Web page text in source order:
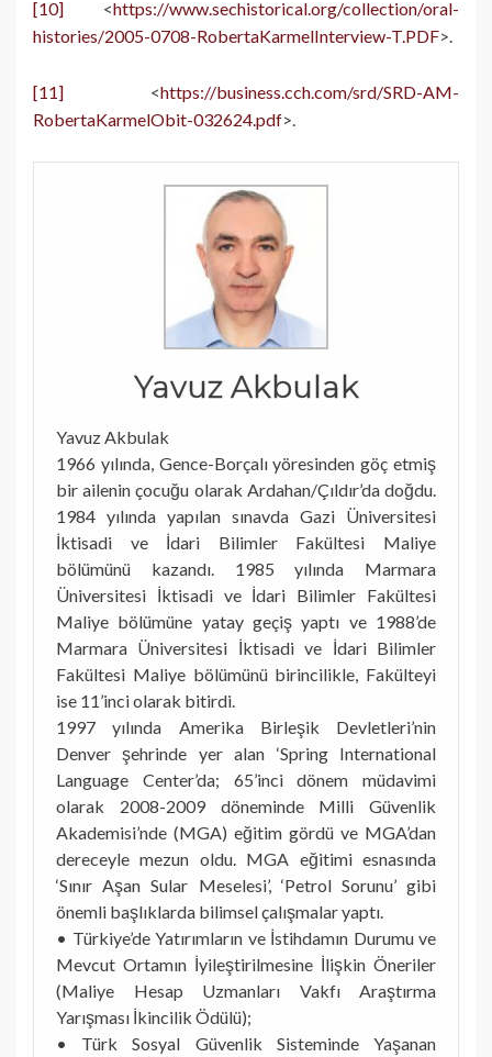
[10] <https://www.sechistorical.org/collection/oral-
histories/2005-0708-RobertaKarmelInterview-T.PDF>.
[11] <https://business.cch.com/srd/SRD-AM-
RobertaKarmelObit-032624.pdf>.
Yavuz Akbulak
Yavuz Akbulak
1966 yılında, Gence-Borçalı yöresinden göç etmiş
bir ailenin çocuğu olarak Ardahan/Çıldır’da doğdu.
1984 yılında yapılan sınavda Gazi Üniversitesi
İktisadi ve İdari Bilimler Fakültesi Maliye
bölümünü kazandı. 1985 yılında Marmara
Üniversitesi İktisadi ve İdari Bilimler Fakültesi
Maliye bölümüne yatay geçiş yaptı ve 1988’de
Marmara Üniversitesi İktisadi ve İdari Bilimler
Fakültesi Maliye bölümünü birincilikle, Fakülteyi
ise 11’inci olarak bitirdi.
1997 yılında Amerika Birleşik Devletleri’nin
Denver şehrinde yer alan ‘Spring International
Language Center’da; 65’inci dönem müdavimi
olarak 2008-2009 döneminde Milli Güvenlik
Akademisi’nde (MGA) eğitim gördü ve MGA’dan
dereceyle mezun oldu. MGA eğitimi esnasında
‘Sınır Aşan Sular Meselesi’, ‘Petrol Sorunu’ gibi
önemli başlıklarda bilimsel çalışmalar yaptı.
• Türkiye’de Yatırımların ve İstihdamın Durumu ve
Mevcut Ortamın İyileştirilmesine İlişkin Öneriler
(Maliye Hesap Uzmanları Vakfı Araştırma
Yarışması İkincilik Ödülü);
• Türk Sosyal Güvenlik Sisteminde Yaşanan